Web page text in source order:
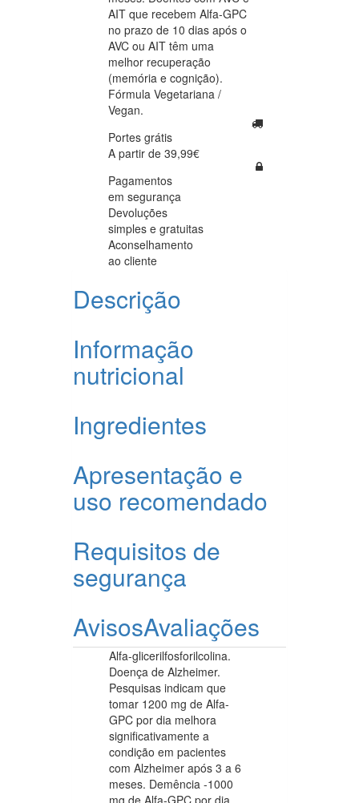
AIT que recebem Alfa-GPC
no prazo de 10 dias após o
AVC ou AIT têm uma
melhor recuperação
(memória e cognição).
Fórmula Vegetariana /
Vegan.
Portes grátis
A partir de 39,99€
Pagamentos
em segurança
Devoluções
simples e gratuitas
Aconselhamento
ao cliente
Descrição
Informação
nutricional
Ingredientes
Apresentação e
uso recomendado
Requisitos de
segurança
AvisosAvaliações
Alfa-glicerilfosforilcolina.
Doença de Alzheimer.
Pesquisas indicam que
tomar 1200 mg de Alfa-
GPC por dia melhora
significativamente a
condição em pacientes
com Alzheimer após 3 a 6
meses. Demência -1000
mg de Alfa-GPC por dia